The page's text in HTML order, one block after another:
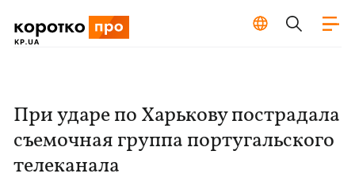
При ударе по Харькову пострадала
съемочная группа португальского
телеканала